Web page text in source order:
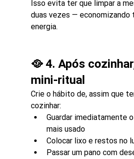
Isso evita ter que limpar a
duas vezes — economizando
energia.
🥘 4. Após
mini-ritual
Crie o hábito de, assim que
cozinhar:
Guardar imediatamente
mais usado
Colocar lixo e restos no
Passar um pano com